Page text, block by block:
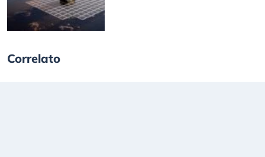
Correlato